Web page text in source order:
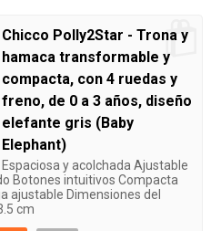
Chicco Polly2Star - Trona y
hamaca transformable y
compacta, con 4 ruedas y
freno, de 0 a 3 años, diseño
elefante gris (Baby
Elephant)
Espaciosa y acolchada Ajustable
Botones intuitivos Compacta
ajustable Dimensiones del
cm